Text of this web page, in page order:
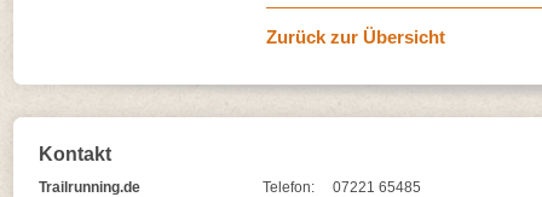
Zurück zur Übersicht
Kontakt
Trailrunning.de
Telefon:
07221 65485